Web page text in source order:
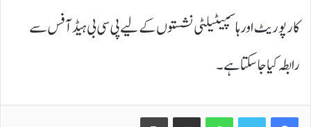
کارپوریٹ اور ہاسپیٹیلٹی نشستوں کے لیے پی سی بی ہیڈ آفس سے
رابطہ کیا جا سکتا ہے۔
Facebook
Twitter
WhatsApp
Share via Email
Print